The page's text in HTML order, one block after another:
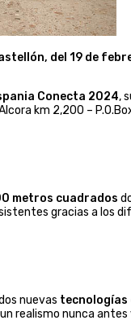
del 19 de
Conecta 2024,
km 2,200 –
metros cuadrados
gracias a los
nuevas
realismo nunca antes